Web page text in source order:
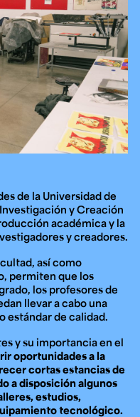
Decreto 1297 del 30
de personería jurídica:
1949, Minjusticia.
10 años:
del 2025.
2626
4795
de la Universidad de
y Creación
académica y la
y creadores.
así como
permiten que los
los profesores de
llevar a cabo una
estándar de calidad.
y su importancia en el
oportunidades a la
cortas estancias de
a disposición algunos
estudios,
tecnológico.